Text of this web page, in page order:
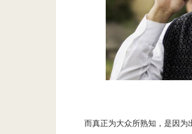
而真正为大众所熟知，是因为